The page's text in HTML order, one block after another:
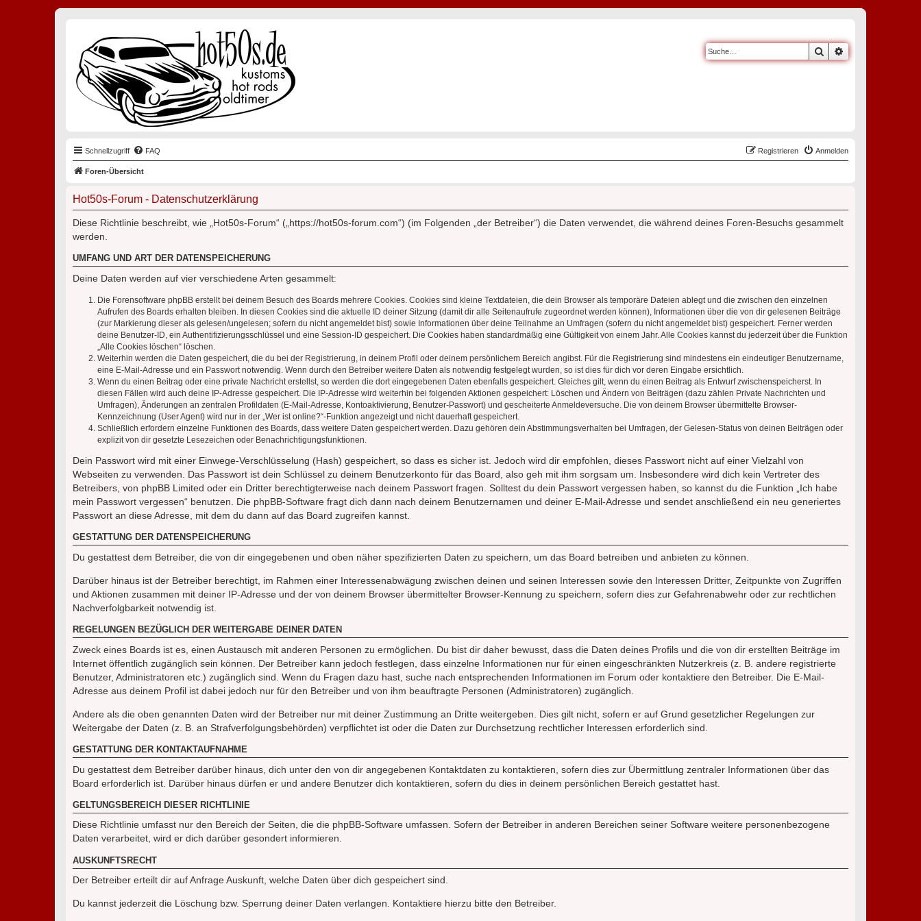
Suche
Schnellzugriff FAQ Anmelden
Registrieren
Foren-Übersicht
Hot50s-Forum - Datenschutzerklärung
Diese Richtlinie beschreibt, wie „Hot50s-Forum“ („https://hot50s-forum.com“) (im Folgenden „der Betreiber“) die Daten verwendet, die während deines Foren-Besuchs gesammelt
werden.
UMFANG UND ART DER DATENSPEICHERUNG
Deine Daten werden auf vier verschiedene Arten gesammelt:
Die Forensoftware phpBB erstellt bei deinem Besuch des Boards mehrere Cookies. Cookies sind kleine Textdateien, die dein Browser als temporäre Dateien ablegt und die zwischen den einzelnen
Aufrufen des Boards erhalten bleiben. In diesen Cookies sind die aktuelle ID deiner Sitzung (damit dir alle Seitenaufrufe zugeordnet werden können), Informationen über die von dir gelesenen Beiträge
(zur Markierung dieser als gelesen/ungelesen; sofern du nicht angemeldet bist) sowie Informationen über deine Teilnahme an Umfragen (sofern du nicht angemeldet bist) gespeichert. Ferner werden
deine Benutzer-ID, ein Authentifizierungsschlüssel und eine Session-ID gespeichert. Die Cookies haben standardmäßig eine Gültigkeit von einem Jahr. Alle Cookies kannst du jederzeit über die Funktion
„Alle Cookies löschen“ löschen.
Weiterhin werden die Daten gespeichert, die du bei der Registrierung, in deinem Profil oder deinem persönlichem Bereich angibst. Für die Registrierung sind mindestens ein eindeutiger Benutzername,
eine E-Mail-Adresse und ein Passwort notwendig. Wenn durch den Betreiber weitere Daten als notwendig festgelegt wurden, so ist dies für dich vor deren Eingabe ersichtlich.
Wenn du einen Beitrag oder eine private Nachricht erstellst, so werden die dort eingegebenen Daten ebenfalls gespeichert. Gleiches gilt, wenn du einen Beitrag als Entwurf zwischenspeicherst. In
diesen Fällen wird auch deine IP-Adresse gespeichert. Die IP-Adresse wird weiterhin bei folgenden Aktionen gespeichert: Löschen und Ändern von Beiträgen (dazu zählen Private Nachrichten und
Umfragen), Änderungen an zentralen Profildaten (E-Mail-Adresse, Kontoaktivierung, Benutzer-Passwort) und gescheiterte Anmeldeversuche. Die von deinem Browser übermittelte Browser-
Kennzeichnung (User Agent) wird nur in der „Wer ist online?“-Funktion angezeigt und nicht dauerhaft gespeichert.
Schließlich erfordern einzelne Funktionen des Boards, dass weitere Daten gespeichert werden. Dazu gehören dein Abstimmungsverhalten bei Umfragen, der Gelesen-Status von deinen Beiträgen oder
explizit von dir gesetzte Lesezeichen oder Benachrichtigungsfunktionen.
Dein Passwort wird mit einer Einwege-Verschlüsselung (Hash) gespeichert, so dass es sicher ist. Jedoch wird dir empfohlen, dieses Passwort nicht auf einer Vielzahl von
Webseiten zu verwenden. Das Passwort ist dein Schlüssel zu deinem Benutzerkonto für das Board, also geh mit ihm sorgsam um. Insbesondere wird dich kein Vertreter des
Betreibers, von phpBB Limited oder ein Dritter berechtigterweise nach deinem Passwort fragen. Solltest du dein Passwort vergessen haben, so kannst du die Funktion „Ich habe
mein Passwort vergessen“ benutzen. Die phpBB-Software fragt dich dann nach deinem Benutzernamen und deiner E-Mail-Adresse und sendet anschließend ein neu generiertes
Passwort an diese Adresse, mit dem du dann auf das Board zugreifen kannst.
GESTATTUNG DER DATENSPEICHERUNG
Du gestattest dem Betreiber, die von dir eingegebenen und oben näher spezifizierten Daten zu speichern, um das Board betreiben und anbieten zu können.
Darüber hinaus ist der Betreiber berechtigt, im Rahmen einer Interessenabwägung zwischen deinen und seinen Interessen sowie den Interessen Dritter, Zeitpunkte von Zugriffen
und Aktionen zusammen mit deiner IP-Adresse und der von deinem Browser übermittelter Browser-Kennung zu speichern, sofern dies zur Gefahrenabwehr oder zur rechtlichen
Nachverfolgbarkeit notwendig ist.
REGELUNGEN BEZÜGLICH DER WEITERGABE DEINER DATEN
Zweck eines Boards ist es, einen Austausch mit anderen Personen zu ermöglichen. Du bist dir daher bewusst, dass die Daten deines Profils und die von dir erstellten Beiträge im
Internet öffentlich zugänglich sein können. Der Betreiber kann jedoch festlegen, dass einzelne Informationen nur für einen eingeschränkten Nutzerkreis (z. B. andere registrierte
Benutzer, Administratoren etc.) zugänglich sind. Wenn du Fragen dazu hast, suche nach entsprechenden Informationen im Forum oder kontaktiere den Betreiber. Die E-Mail-
Adresse aus deinem Profil ist dabei jedoch nur für den Betreiber und von ihm beauftragte Personen (Administratoren) zugänglich.
Andere als die oben genannten Daten wird der Betreiber nur mit deiner Zustimmung an Dritte weitergeben. Dies gilt nicht, sofern er auf Grund gesetzlicher Regelungen zur
Weitergabe der Daten (z. B. an Strafverfolgungsbehörden) verpflichtet ist oder die Daten zur Durchsetzung rechtlicher Interessen erforderlich sind.
GESTATTUNG DER KONTAKTAUFNAHME
Du gestattest dem Betreiber darüber hinaus, dich unter den von dir angegebenen Kontaktdaten zu kontaktieren, sofern dies zur Übermittlung zentraler Informationen über das
Board erforderlich ist. Darüber hinaus dürfen er und andere Benutzer dich kontaktieren, sofern du dies in deinem persönlichen Bereich gestattet hast.
GELTUNGSBEREICH DIESER RICHTLINIE
Diese Richtlinie umfasst nur den Bereich der Seiten, die die phpBB-Software umfassen. Sofern der Betreiber in anderen Bereichen seiner Software weitere personenbezogene
Daten verarbeitet, wird er dich darüber gesondert informieren.
AUSKUNFTSRECHT
Der Betreiber erteilt dir auf Anfrage Auskunft, welche Daten über dich gespeichert sind.
Du kannst jederzeit die Löschung bzw. Sperrung deiner Daten verlangen. Kontaktiere hierzu bitte den Betreiber.